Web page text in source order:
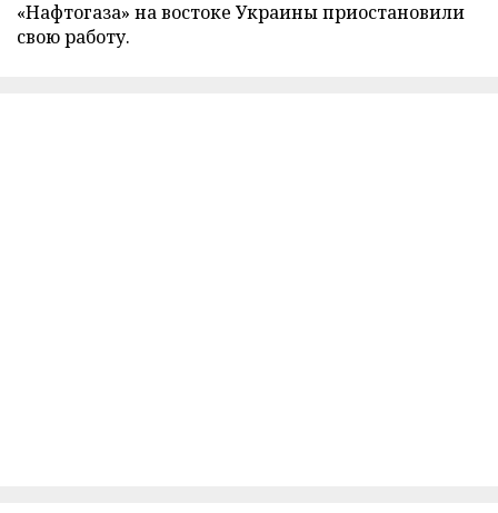
«Нафтогаза» на востоке Украины приостановили
свою работу.